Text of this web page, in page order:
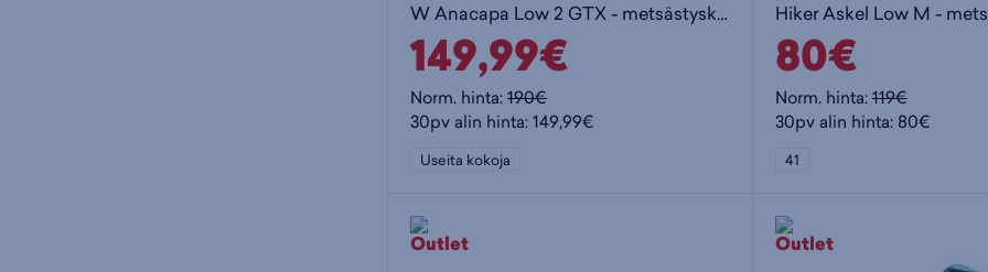
W Anacapa Low 2 GTX - metsästyskengät
149,99€
Norm. hinta:190€
30pv alin hinta: 149,99€
Useita kokoja
Hiker Askel Low M -
80€
Norm. hinta:119€
30pv alin hinta: 80€
41